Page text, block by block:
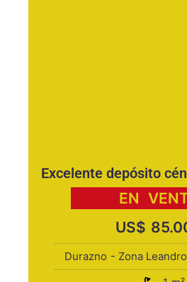
Excelente depósito
EN
US$
Durazno - Zona